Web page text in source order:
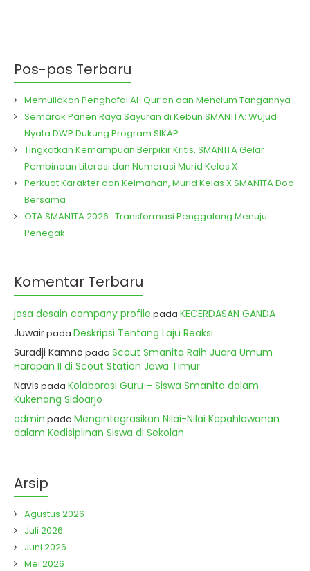
Pos-pos Terbaru
Memuliakan Penghafal Al-Qur’an dan Mencium Tangannya
Semarak Panen Raya Sayuran di Kebun SMAN1TA: Wujud
Nyata DWP Dukung Program SIKAP
Tingkatkan Kemampuan Berpikir Kritis, SMAN1TA Gelar
Pembinaan Literasi dan Numerasi Murid Kelas X
Perkuat Karakter dan Keimanan, Murid Kelas X SMAN1TA Doa
Bersama
OTA SMAN1TA 2026 : Transformasi Penggalang Menuju
Penegak
Komentar Terbaru
jasa desain company profile pada KECERDASAN GANDA
Juwairpada Deskripsi Tentang Laju Reaksi
Suradji Kamno pada Scout Smanita Raih Juara Umum
Harapan II di Scout Station Jawa Timur
Navis pada Kolaborasi Guru – Siswa Smanita dalam
Kukenang Sidoarjo
admin pada Mengintegrasikan Nilai-Nilai Kepahlawanan
dalam Kedisiplinan Siswa di Sekolah
Arsip
Agustus 2026
Juli 2026
Juni 2026
Mei 2026